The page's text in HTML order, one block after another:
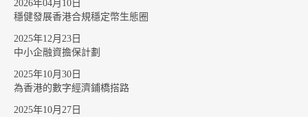
2026年04月10日
穩健發展香港合規穩定幣生態圈
2025年12月23日
中小企融資擔保計劃
2025年10月30日
為香港的數字經濟鋪橋搭路
2025年10月27日